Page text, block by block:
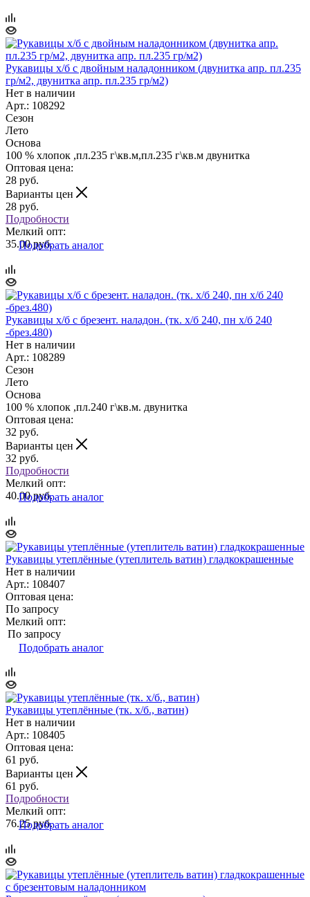
Рукавицы х/б с двойным наладонником (двунитка апр. пл.235
гр/м2, двунитка апр. пл.235 гр/м2)
Нет в наличии
Арт.: 108292
Сезон
Лето
Основа
100 % хлопок ,пл.235 г\кв.м,пл.235 г\кв.м двунитка
Оптовая цена:
28 руб.
Варианты цен
28 руб.
Подробности
Мелкий опт:
35.00 руб.
Подобрать аналог
Рукавицы х/б с брезент. наладон. (тк. х/б 240, пн х/б 240
-брез.480)
Нет в наличии
Арт.: 108289
Сезон
Лето
Основа
100 % хлопок ,пл.240 г\кв.м. двунитка
Оптовая цена:
32 руб.
Варианты цен
32 руб.
Подробности
Мелкий опт:
40.00 руб.
Подобрать аналог
Рукавицы утеплённые (утеплитель ватин) гладкокрашенные
Нет в наличии
Арт.: 108407
Оптовая цена:
По запросу
Мелкий опт:
По запросу
Подобрать аналог
Рукавицы утеплённые (тк. х/б., ватин)
Нет в наличии
Арт.: 108405
Оптовая цена:
61 руб.
Варианты цен
61 руб.
Подробности
Мелкий опт:
76.25 руб.
Подобрать аналог